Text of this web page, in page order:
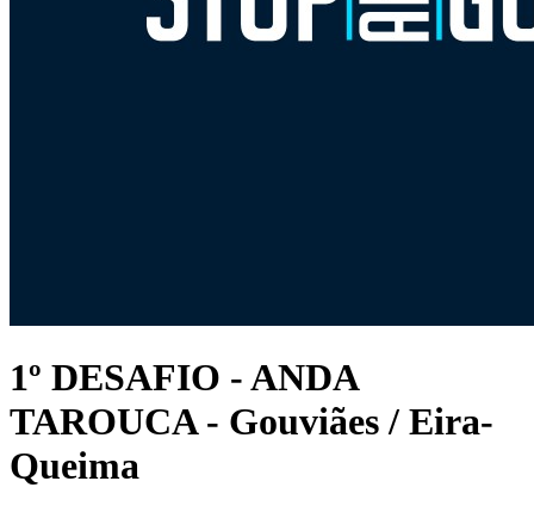
1º DESAFIO - ANDA
TAROUCA - Gouviães / Eira-
Queima